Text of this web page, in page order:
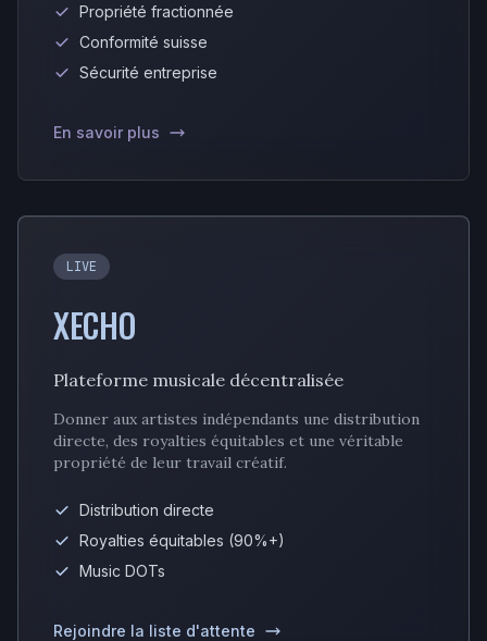
Propriété fractionnée
Conformité suisse
Sécurité entreprise
En savoir plus
LIVE
XECHO
Plateforme musicale décentralisée
Donner aux artistes indépendants une distribution
directe, des royalties équitables et une véritable
propriété de leur travail créatif.
Distribution directe
Royalties équitables (90%+)
Music DOTs
Rejoindre la liste d'attente